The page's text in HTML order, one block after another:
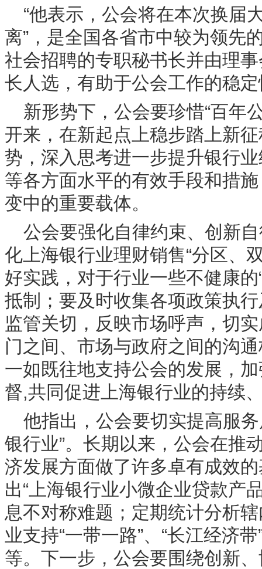
“他表示，公会将在本次换届
离”，是全国各省市中较为领先
社会招聘的专职秘书长并由理
长人选，有助于公会工作的稳
新形势下，公会要珍惜“百年
开来，在新起点上稳步踏上新
势，深入思考进一步提升银行
等各方面水平的有效手段和措
变中的重要载体。
公会要强化自律约束、创新
化上海银行业理财销售“分区、
好实践，对于行业一些不健康
抵制；要及时收集各项政策执
监管关切，反映市场呼声，切
门之间、市场与政府之间的沟
一如既往地支持公会的发展，
督,共同促进上海银行业的持续
他指出，公会要切实提高服
银行业”。长期以来，公会在推
济发展方面做了许多卓有成效
出“上海银行业小微企业贷款产
息不对称难题；定期统计分析
业支持“一带一路”、“长江经济
等。下一步，公会要围绕创新